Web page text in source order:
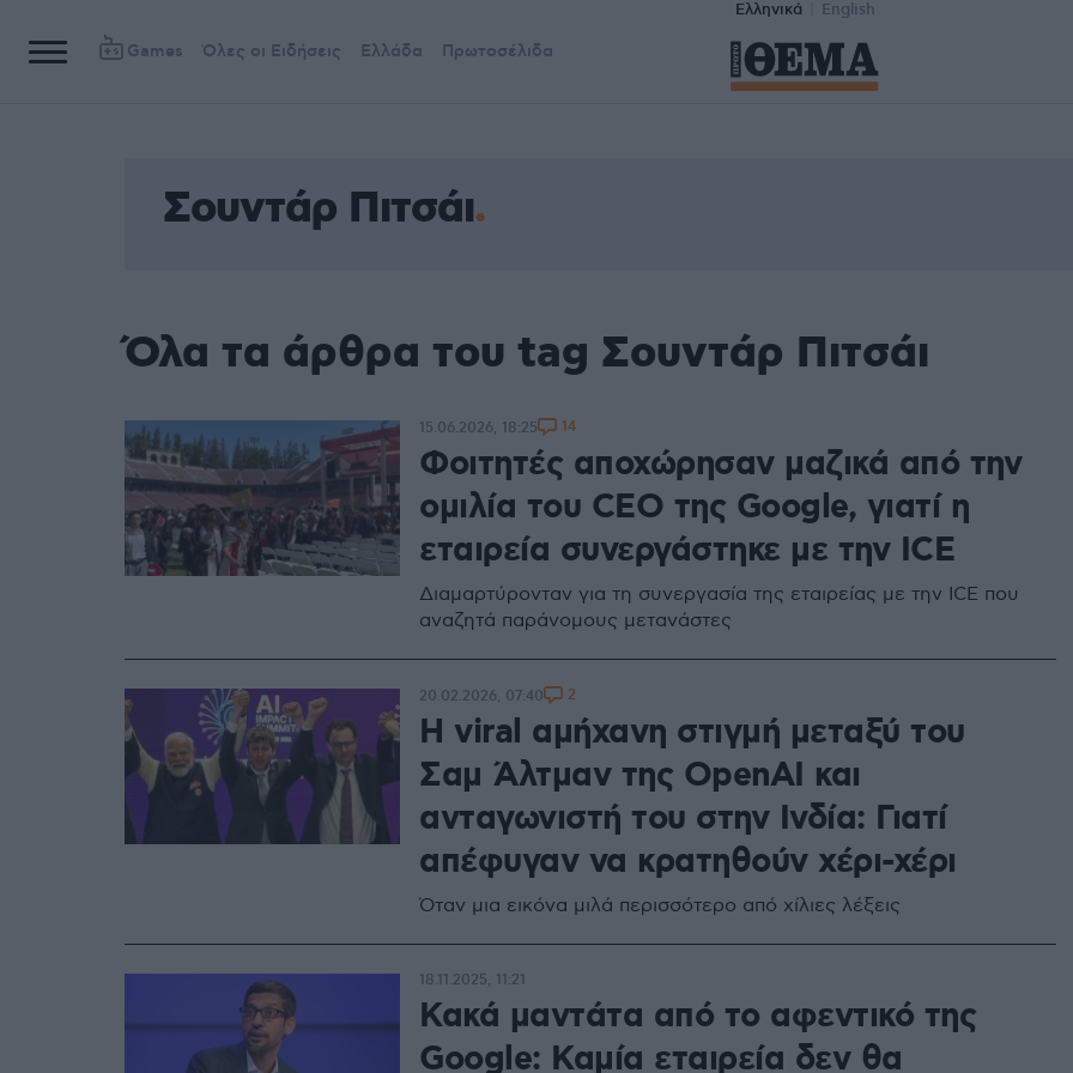
Ελληνικά English
Games Όλες οι Ειδήσεις Ελλάδα Πρωτοσέλιδα
Σουντάρ Πιτσάι
Όλα τα άρθρα του tag Σουντάρ Πιτσάι
Φοιτητές αποχώρησαν μαζικά από την
ομιλία του CEO της Google, γιατί η
εταιρεία συνεργάστηκε με την ICE
Διαμαρτύρονταν για τη συνεργασία της εταιρείας με την ICE που
αναζητά παράνομους μετανάστες
15.06.2026, 18:25 14
Η viral αμήχανη στιγμή μεταξύ του
Σαμ Άλτμαν της OpenAI και
ανταγωνιστή του στην Ινδία: Γιατί
απέφυγαν να κρατηθούν χέρι-χέρι
Όταν μια εικόνα μιλά περισσότερο από χίλιες λέξεις
20.02.2026, 07:40 2
Κακά μαντάτα από το αφεντικό της
Google: Καμία εταιρεία δεν θα
18.11.2025, 11:21